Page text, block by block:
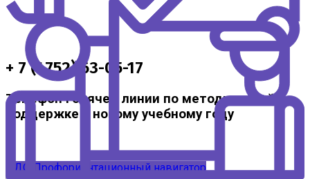
+ 7 (4752) 63-05-17
Телефон горячей линии по методической
поддержке к новому учебному году
ЦДО Профориентационный навигатор